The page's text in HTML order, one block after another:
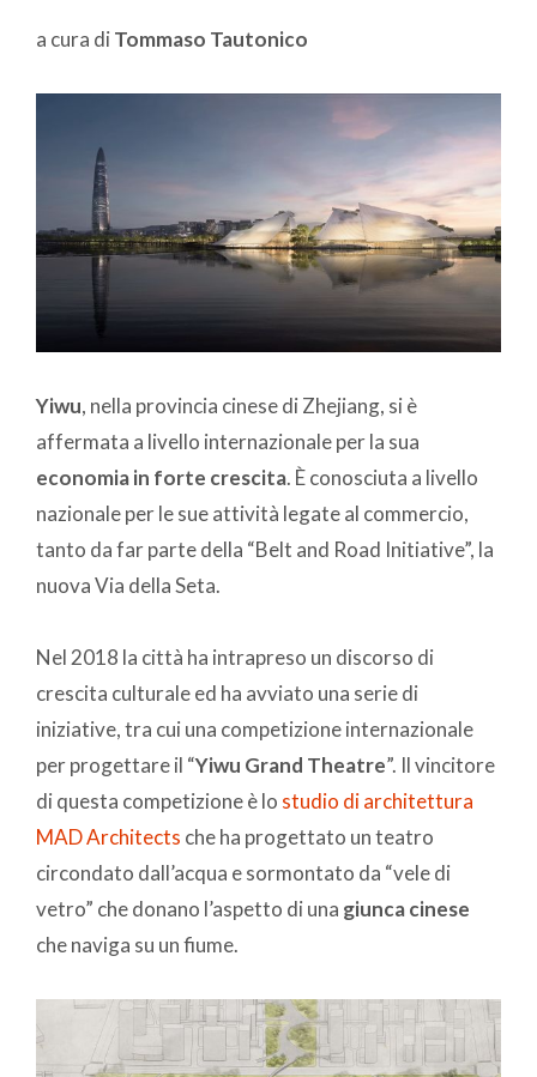
a cura di Tommaso Tautonico
Yiwu, nella provincia cinese di Zhejiang, si è
affermata a livello internazionale per la sua
economia in forte crescita. È conosciuta a livello
nazionale per le sue attività legate al commercio,
tanto da far parte della “Belt and Road Initiative”, la
nuova Via della Seta.
Nel 2018 la città ha intrapreso un discorso di
crescita culturale ed ha avviato una serie di
iniziative, tra cui una competizione internazionale
per progettare il “Yiwu Grand Theatre”. Il vincitore
di questa competizione è lo studio di architettura
MAD Architects che ha progettato un teatro
circondato dall’acqua e sormontato da “vele di
vetro” che donano l’aspetto di una giunca cinese
che naviga su un fiume.